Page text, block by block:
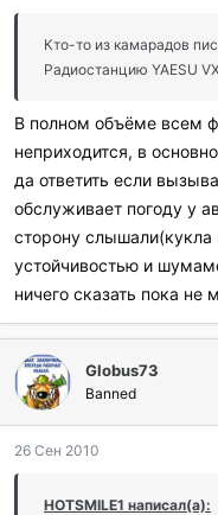
Кто-то из камарадов
Радиостанцию YAESU
В полном объёме всем
неприходится, в
да ответить если
обслуживает погоду у
сторону
устойчивостью и
ничего сказать пока не
Globus73
Banned
26 Сен 2010
HOTSMILE1 написал(а):